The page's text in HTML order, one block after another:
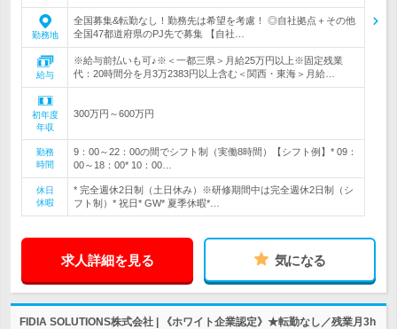
勤務地
全国募集&転勤なし！勤務先は希望を考慮！ ◎自社拠点＋その他
全国47都道府県のPJ先で募集 【自社…
給与
※給与前払いも可♪※＜一都三県＞月給25万円以上※固定残業
代：20時間分を月3万2383円以上含む＜関西・東海＞月給…
初年度
年収
300万円～600万円
勤務
時間
9：00～22：00の間でシフト制（実働8時間）【シフト例】* 09：
00～18：00* 10：00…
休日
休暇
* 完全週休2日制（土日休み）※研修期間中は完全週休2日制（シ
フト制）* 祝日* GW* 夏季休暇*…
求人詳細を見る 気になる
FIDIA SOLUTIONS株式会社 | 《ホワイト企業認定》★転勤なし／残業月3h